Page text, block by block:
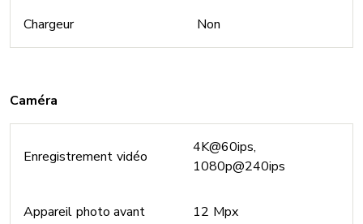
Chargeur Non
Caméra
Enregistrement vidéo
4K@60ips,
1080p@240ips
Appareil photo avant 12 Mpx